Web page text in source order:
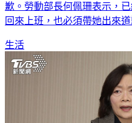
讓外界質疑邏輯破洞、官官
歉。勞動部長何佩珊表示，
生活